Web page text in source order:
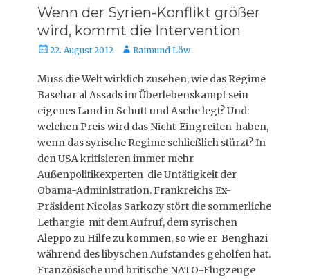
Wenn der Syrien-Konflikt größer
wird, kommt die Intervention
Veröffentlicht
22. August 2012 AutorRaimund Löw
Muss die Welt wirklich zusehen, wie das Regime
Baschar al Assads im Überlebenskampf sein
eigenes Land in Schutt und Asche legt? Und:
welchen Preis wird das Nicht-Eingreifen haben,
wenn das syrische Regime schließlich stürzt? In
den USA kritisieren immer mehr
Außenpolitikexperten die Untätigkeit der
Obama-Administration. Frankreichs Ex-
Präsident Nicolas Sarkozy stört die sommerliche
Lethargie mit dem Aufruf, dem syrischen
Aleppo zu Hilfe zu kommen, so wie er Benghazi
während des libyschen Aufstandes geholfen hat.
Französische und britische NATO-Flugzeuge